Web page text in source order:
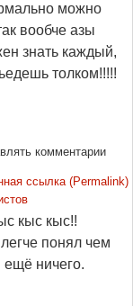
можно
вообче азы
знать каждый,
толком!!!!!
комментарии
ссылка (Permalink)
кыс кыс!!
понял чем
ещё ничего.